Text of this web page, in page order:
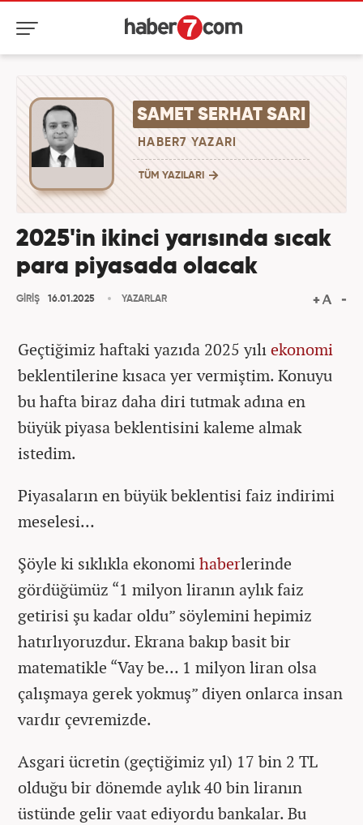
SAMET SERHAT SARI
HABER7 YAZARI
TÜM YAZILARI
2025'in ikinci yarısında sıcak
para piyasada olacak
GİRİŞ 16.01.2025 YAZARLAR
Geçtiğimiz haftaki yazıda 2025 yılıekonomi
beklentilerine kısaca yer vermiştim. Konuyu
bu hafta biraz daha diri tutmak adına en
büyük piyasa beklentisini kaleme almak
istedim.
Piyasaların en büyük beklentisi faiz indirimi
meselesi…
Şöyle ki sıklıkla ekonomihaberlerinde
gördüğümüz “1 milyon liranın aylık faiz
getirisi şu kadar oldu” söylemini hepimiz
hatırlıyoruzdur. Ekrana bakıp basit bir
matematikle “Vay be… 1 milyon liran olsa
çalışmaya gerek yokmuş” diyen onlarca insan
vardır çevremizde.
Asgari ücretin (geçtiğimiz yıl) 17 bin 2 TL
olduğu bir dönemde aylık 40 bin liranın
üstünde gelir vaat ediyordu bankalar. Bu